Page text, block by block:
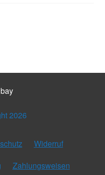
2026
Widerruf
Zahlungsweisen